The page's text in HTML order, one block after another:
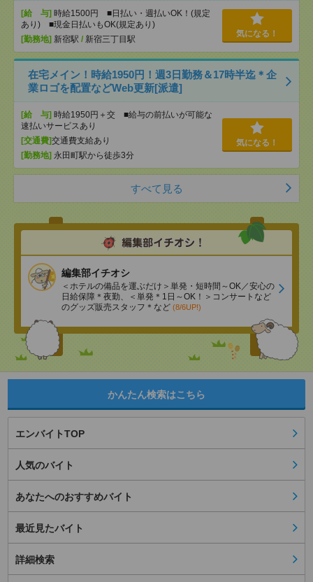
[給 与] 時給1500円 ■日払い・週払いOK！(規定
あり) ■現金日払いもOK(規定あり)
[勤務地] 新宿駅 / 新宿三丁目駅
気になる！
在宅メイン！時給1950円！週3日勤務＆17時半迄＊企
業ロゴを配置などWeb更新[派遣]
[給 与] 時給1950円＋交 ■給与の前払いが可能な
速払いサービスあり
[交通費]交通費支給あり
[勤務地] 永田町駅から徒歩3分
気になる！
すべて見る
編集部イチオシ
＜ホテルの備品を運ぶだけ＞単発・短時間～OK／安心の
日給保障＊夜勤、＜単発＊1日～OK！＞コンサートなど
のグッズ販売スタッフ＊など (8/6UP!)
かんたん検索はこちら
エンバイトTOP
人気のバイト
あなたへのおすすめバイト
最近見たバイト
詳細検索